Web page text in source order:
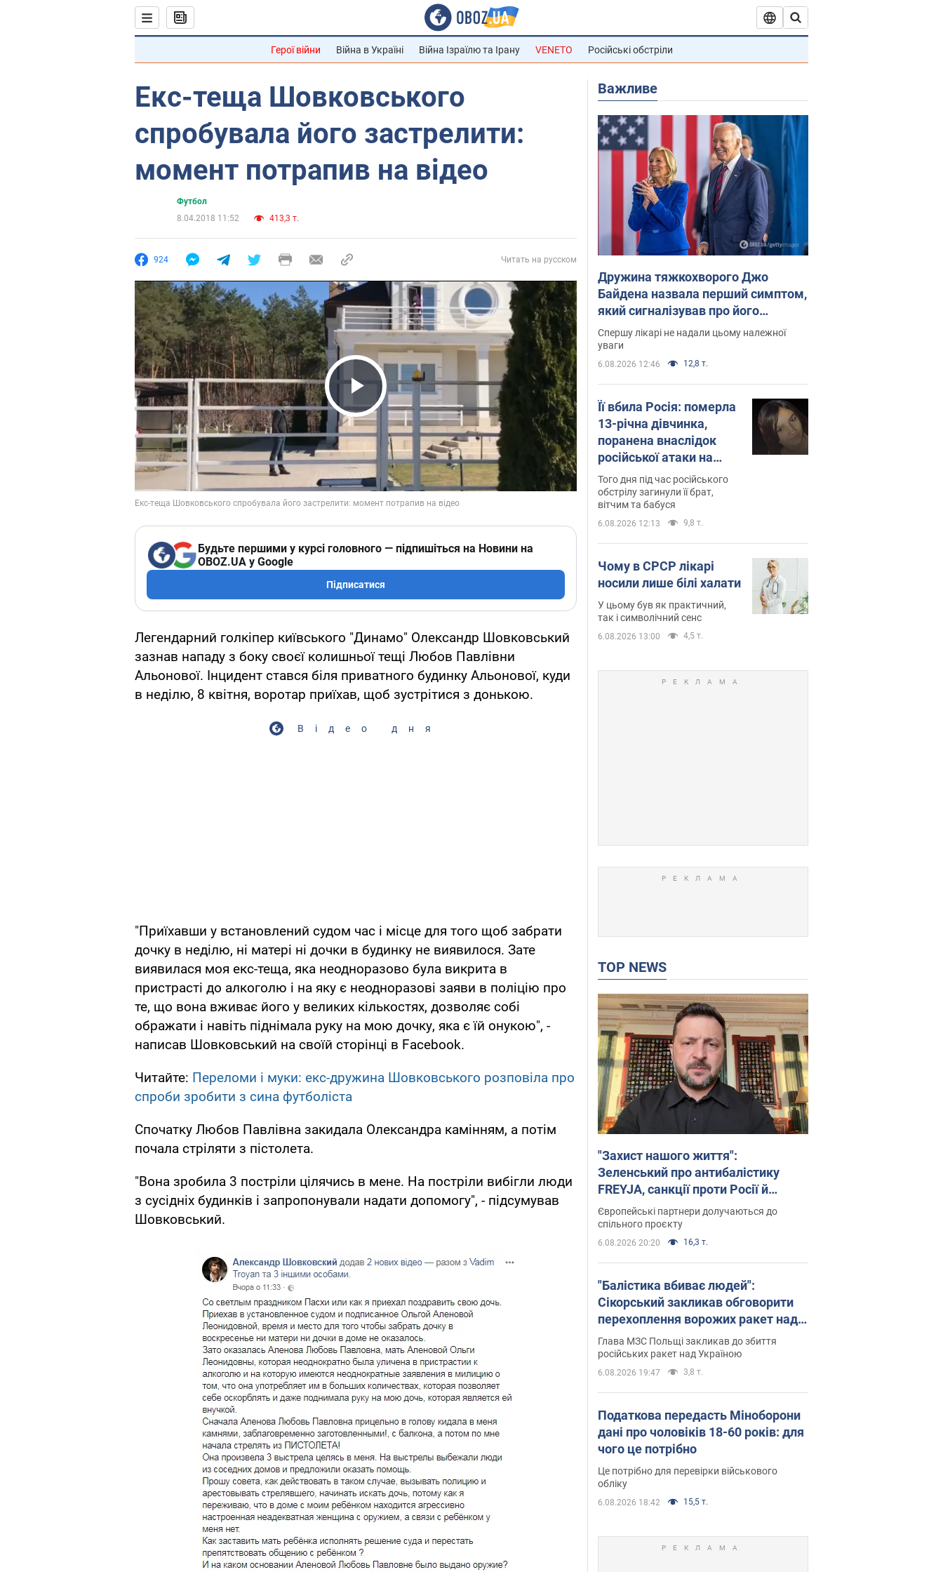
Герої війни Війна в Україні Війна Ізраїлю та Ірану VENETO Російські обстріли
Екс-теща Шовковського
спробувала його застрелити:
момент потрапив на відео
Футбол
8.04.2018 11:52
413,3 т.
924 Читать на русском
Play Video
Будьте першими у курсі головного — підпишіться на Новини на
OBOZ.UA у Google
Підписатися
Легендарний голкіпер київського "Динамо" Олександр Шовковський
зазнав нападу з боку своєї колишньої тещі Любов Павлівни
Альонової. Інцидент стався біля приватного будинку Альонової, куди
в неділю, 8 квітня, воротар приїхав, щоб зустрітися з донькою.
Відео дня
"Приїхавши у встановлений судом час і місце для того щоб забрати
дочку в неділю, ні матері ні дочки в будинку не виявилося. Зате
виявилася моя екс-теща, яка неодноразово була викрита в
пристрасті до алкоголю і на яку є неодноразові заяви в полiцiю про
те, що вона вживає його у великих кількостях, дозволяє собі
ображати і навіть піднімала руку на мою дочку, яка є їй онукою", -
написав Шовковський на своїй сторінці в Facebook.
Читайте: Переломи і муки: екс-дружина Шовковського розповіла про
спроби зробити з сина футболіста
Спочатку Любов Павлівна закидала Олександра камінням, а потім
почала стріляти з пістолета.
"Вона зробила 3 ​​постріли цілячись в мене. На постріли вибігли люди
з сусідніх будинків і запропонували надати допомогу", - підсумував
Шовковський.
Важливе
Дружина тяжкохворого Джо
Байдена назвала перший симптом,
який сигналізував про його
"агресивний" рак
Спершу лікарі не надали цьому належної
уваги
6.08.2026 12:46 12,8 т.
Її вбила Росія: померла
13-річна дівчинка,
поранена внаслідок
російської атаки на
Сумщину. Фото
Того дня під час російського
обстрілу загинули її брат,
вітчим та бабуся
6.08.2026 12:13 9,8 т.
Чому в СРСР лікарі
носили лише білі халати
У цьому був як практичний,
так і символічний сенс
6.08.2026 13:00 4,5 т.
TOP NEWS
"Захист нашого життя":
Зеленський про антибалістику
FREYJA, санкції проти Росії й
підтримку аграріїв. Відео
Європейські партнери долучаються до
спільного проєкту
6.08.2026 20:20 16,3 т.
"Балістика вбиває людей":
Сікорський закликав обговорити
перехоплення ворожих ракет над
Україною
Глава МЗС Польщі закликав до збиття
російських ракет над Україною
6.08.2026 19:47 3,8 т.
Податкова передасть Міноборони
дані про чоловіків 18-60 років: для
чого це потрібно
Це потрібно для перевірки військового
обліку
6.08.2026 18:42 15,5 т.